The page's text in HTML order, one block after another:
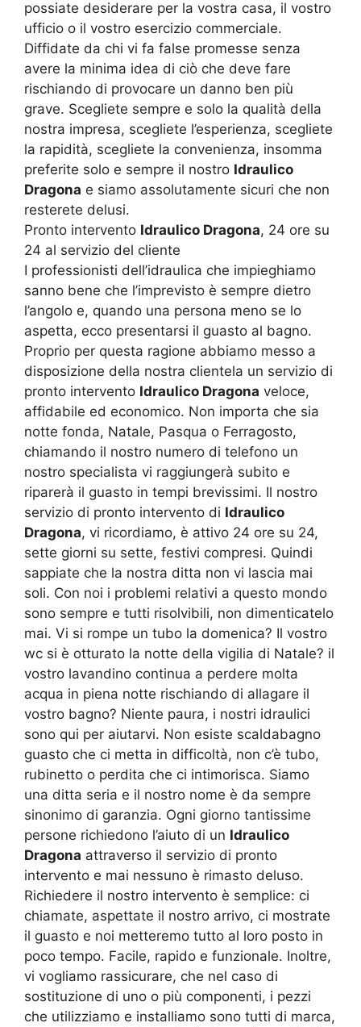
possiate desiderare per la vostra casa, il vostro
ufficio o il vostro esercizio commerciale.
Diffidate da chi vi fa false promesse senza
avere la minima idea di ciò che deve fare
rischiando di provocare un danno ben più
grave. Scegliete sempre e solo la qualità della
nostra impresa, scegliete l’esperienza, scegliete
la rapidità, scegliete la convenienza, insomma
preferite solo e sempre il nostro Idraulico
Dragona e siamo assolutamente sicuri che non
resterete delusi.
Pronto intervento Idraulico Dragona, 24 ore su
24 al servizio del cliente
I professionisti dell’idraulica che impieghiamo
sanno bene che l’imprevisto è sempre dietro
l’angolo e, quando una persona meno se lo
aspetta, ecco presentarsi il guasto al bagno.
Proprio per questa ragione abbiamo messo a
disposizione della nostra clientela un servizio di
pronto intervento Idraulico Dragona veloce,
affidabile ed economico. Non importa che sia
notte fonda, Natale, Pasqua o Ferragosto,
chiamando il nostro numero di telefono un
nostro specialista vi raggiungerà subito e
riparerà il guasto in tempi brevissimi. Il nostro
servizio di pronto intervento di Idraulico
Dragona, vi ricordiamo, è attivo 24 ore su 24,
sette giorni su sette, festivi compresi. Quindi
sappiate che la nostra ditta non vi lascia mai
soli. Con noi i problemi relativi a questo mondo
sono sempre e tutti risolvibili, non dimenticatelo
mai. Vi si rompe un tubo la domenica? Il vostro
wc si è otturato la notte della vigilia di Natale? il
vostro lavandino continua a perdere molta
acqua in piena notte rischiando di allagare il
vostro bagno? Niente paura, i nostri idraulici
sono qui per aiutarvi. Non esiste scaldabagno
guasto che ci metta in difficoltà, non c’è tubo,
rubinetto o perdita che ci intimorisca. Siamo
una ditta seria e il nostro nome è da sempre
sinonimo di garanzia. Ogni giorno tantissime
persone richiedono l’aiuto di un Idraulico
Dragona attraverso il servizio di pronto
intervento e mai nessuno è rimasto deluso.
Richiedere il nostro intervento è semplice: ci
chiamate, aspettate il nostro arrivo, ci mostrate
il guasto e noi metteremo tutto al loro posto in
poco tempo. Facile, rapido e funzionale. Inoltre,
vi vogliamo rassicurare, che nel caso di
sostituzione di uno o più componenti, i pezzi
che utilizziamo e installiamo sono tutti di marca,